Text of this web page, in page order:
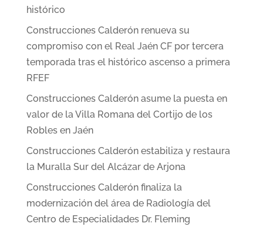
histórico
Construcciones Calderón renueva su
compromiso con el Real Jaén CF por tercera
temporada tras el histórico ascenso a primera
RFEF
Construcciones Calderón asume la puesta en
valor de la Villa Romana del Cortijo de los
Robles en Jaén
Construcciones Calderón estabiliza y restaura
la Muralla Sur del Alcázar de Arjona
Construcciones Calderón finaliza la
modernización del área de Radiología del
Centro de Especialidades Dr. Fleming